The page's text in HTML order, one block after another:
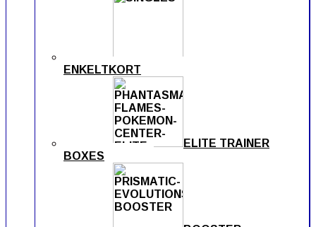
ENKELTKORT
ELITE TRAINER
BOXES